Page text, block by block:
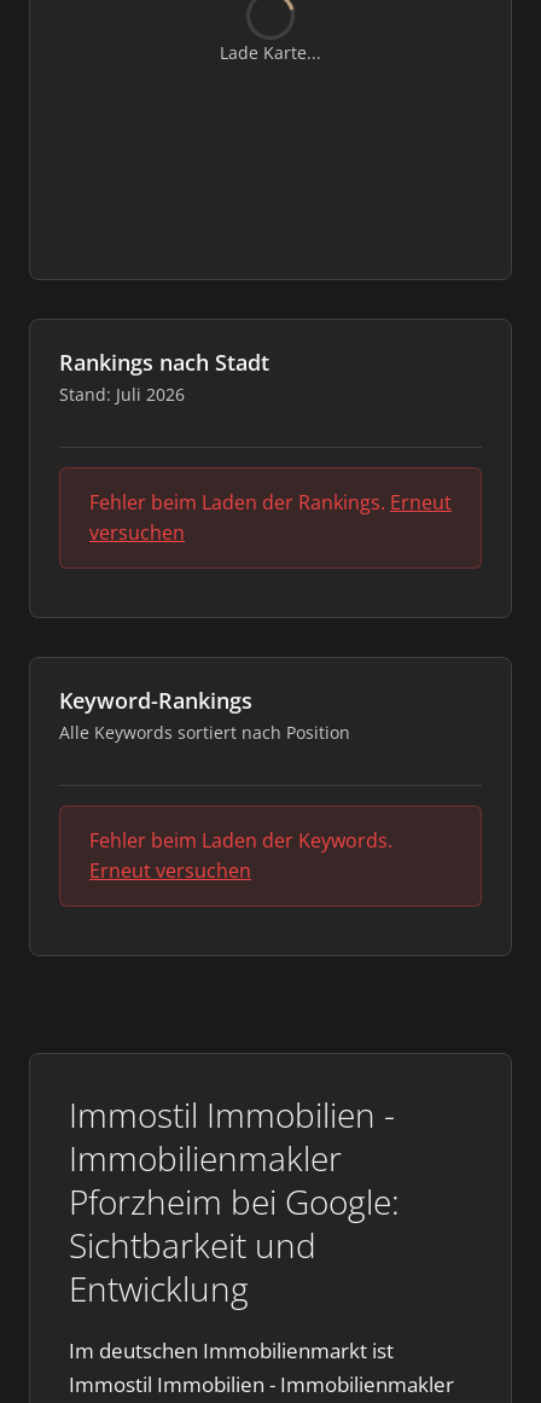
Immostil Immobilien -
Immobilienmakler
Pforzheim bei Google:
Sichtbarkeit und
Entwicklung
Im deutschen Immobilienmarkt ist
Immostil Immobilien - Immobilienmakler
Lade Karte...
Rankings nach Stadt
Stand: Juli 2026
Fehler beim Laden der Rankings. Erneut
versuchen
Keyword-Rankings
Alle Keywords sortiert nach Position
Fehler beim Laden der Keywords.
Erneut versuchen